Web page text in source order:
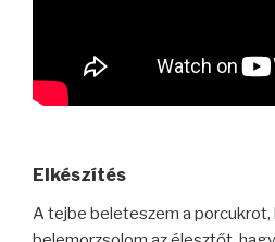
Elkészítés
A tejbe beleteszem a porcukrot,